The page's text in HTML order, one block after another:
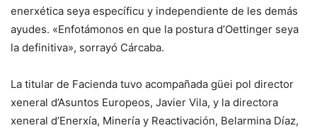
enerxética seya específicu y independiente de les demás
ayudes. «Enfotámonos en que la postura d’Oettinger seya
la definitiva», sorrayó Cárcaba.
La titular de Facienda tuvo acompañada güei pol director
xeneral d’Asuntos Europeos, Javier Vila, y la directora
xeneral d’Enerxía, Minería y Reactivación, Belarmina Díaz,